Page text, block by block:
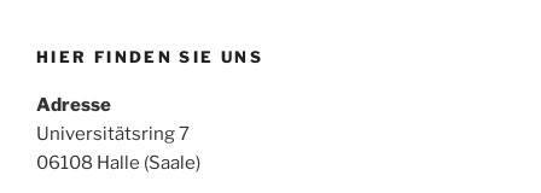
HIER FINDEN SIE UNS
Adresse
Universitätsring 7
06108 Halle (Saale)